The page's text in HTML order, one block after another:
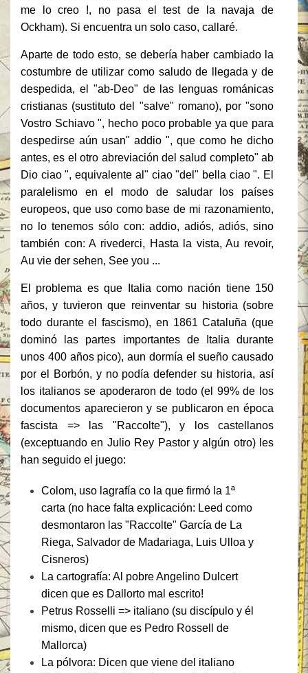
me lo creo !, no pasa el test de la navaja de
Ockham). Si encuentra un solo caso, callaré.
Aparte de todo esto, se debería haber cambiado la
costumbre de utilizar como saludo de llegada y de
despedida, el "ab-Deo" de las lenguas románicas
cristianas (sustituto del "salve" romano), por "sono
Vostro Schiavo ", hecho poco probable ya que para
despedirse aún usan" addio ", que como he dicho
antes, es el otro abreviación del salud completo" ab
Dio ciao ", equivalente al" ciao "del" bella ciao ". El
paralelismo en el modo de saludar los países
europeos, que uso como base de mi razonamiento,
no lo tenemos sólo con: addio, adiós, adiós, sino
también con: A rivederci, Hasta la vista, Au revoir,
Au vie der sehen, See you ...
El problema es que Italia como nación tiene 150
años, y tuvieron que reinventar su historia (sobre
todo durante el fascismo), en 1861 Cataluña (que
dominó las partes importantes de Italia durante
unos 400 años pico), aun dormía el sueño causado
por el Borbón, y no podía defender su historia, así
los italianos se apoderaron de todo (el 99% de los
documentos aparecieron y se publicaron en época
fascista => las "Raccolte"), y los castellanos
(exceptuando en Julio Rey Pastor y algún otro) les
han seguido el juego:
Colom, uso lagrafía co la que firmó la 1ª
carta (no hace falta explicación: Leed como
desmontaron las "Raccolte" García de La
Riega, Salvador de Madariaga, Luis Ulloa y
Cisneros)
La cartografía: Al pobre Angelino Dulcert
dicen que es Dallorto mal escrito!
Petrus Rosselli => italiano (su discípulo y él
mismo, dicen que es Pedro Rossell de
Mallorca)
La pólvora: Dicen que viene del italiano